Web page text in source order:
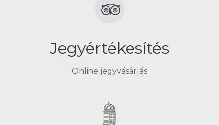
Jegyértékesítés
Online jegyvásárlás